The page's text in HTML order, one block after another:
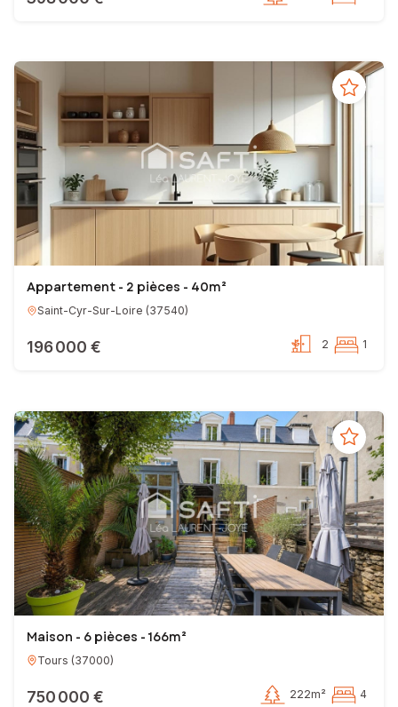
Appartement - 2 pièces - 40m²
Saint-Cyr-Sur-Loire (37540)
196 000 € 2 1
Maison - 6 pièces - 166m²
Tours (37000)
750 000 € 222m² 4